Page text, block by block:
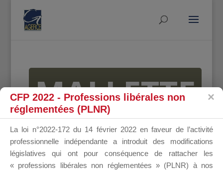
MALLETTE
DU
CFP 2022 - Professions libérales non
réglementées (PLNR)
La loi n°2022-172 du 14 février 2022 en faveur de l’activité
professionnelle indépendante a introduit des modifications
législatives qui ont pour conséquence de rattacher les
« professions libérales non réglementées » (PLNR) à nos